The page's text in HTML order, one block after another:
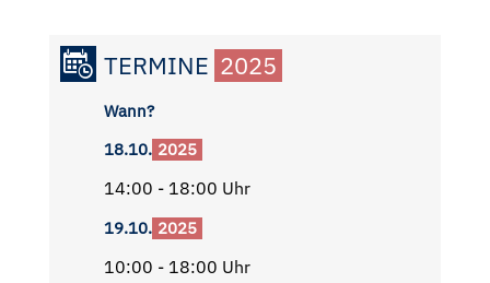
TERMINE 2025
Wann?
18.10. 2025
14:00 - 18:00 Uhr
19.10. 2025
10:00 - 18:00 Uhr